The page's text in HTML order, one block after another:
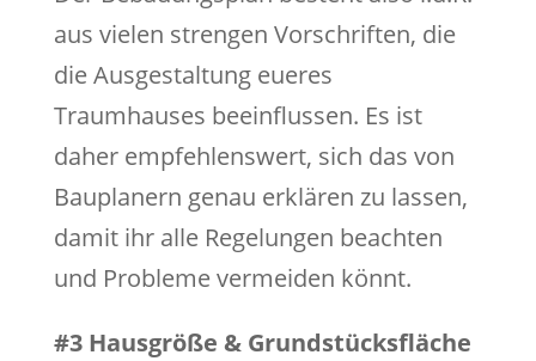
aus vielen strengen Vorschriften, die
die Ausgestaltung eueres
Traumhauses beeinflussen. Es ist
daher empfehlenswert, sich das von
Bauplanern genau erklären zu lassen,
damit ihr alle Regelungen beachten
und Probleme vermeiden könnt.
#3 Hausgröße & Grundstücksfläche